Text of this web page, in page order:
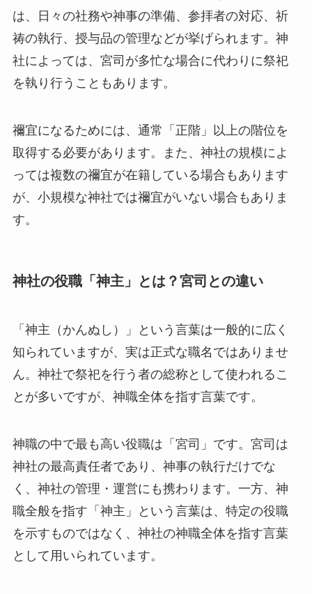
は、日々の社務や神事の準備、参拝者の対応、祈
祷の執行、授与品の管理などが挙げられます。神
社によっては、宮司が多忙な場合に代わりに祭祀
を執り行うこともあります。
禰宜になるためには、通常「正階」以上の階位を
取得する必要があります。また、神社の規模によ
っては複数の禰宜が在籍している場合もあります
が、小規模な神社では禰宜がいない場合もありま
す。
神社の役職「神主」とは？宮司との違い
「神主（かんぬし）」という言葉は一般的に広く
知られていますが、実は正式な職名ではありませ
ん。神社で祭祀を行う者の総称として使われるこ
とが多いですが、神職全体を指す言葉です。
神職の中で最も高い役職は「宮司」です。宮司は
神社の最高責任者であり、神事の執行だけでな
く、神社の管理・運営にも携わります。一方、神
職全般を指す「神主」という言葉は、特定の役職
を示すものではなく、神社の神職全体を指す言葉
として用いられています。